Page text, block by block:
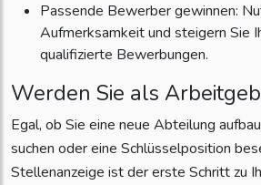
Passende Bewerber gewinnen:
Aufmerksamkeit und steigern Sie
qualifizierte Bewerbungen.
Werden Sie als
Egal, ob Sie eine neue Abteilung
suchen oder eine Schlüsselposition
Stellenanzeige ist der erste Schritt zu